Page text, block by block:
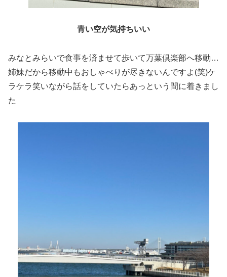
青い空が気持ちいい
みなとみらいで食事を済ませて歩いて万葉倶楽部へ移動…
姉妹だから移動中もおしゃべりが尽きないんですよ(笑)ケ
ラケラ笑いながら話をしていたらあっという間に着きまし
た